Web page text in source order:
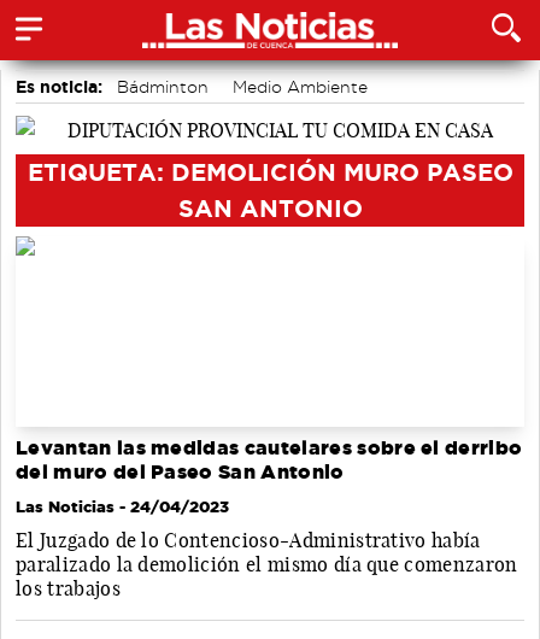
Es noticia: Bádminton
Medio Ambiente
Área de Deportes
ETIQUETA: DEMOLICIÓN MURO PASEO
SAN ANTONIO
Levantan las medidas cautelares sobre el derribo
del muro del Paseo San Antonio
Las Noticias - 24/04/2023
El Juzgado de lo Contencioso-Administrativo había
paralizado la demolición el mismo día que comenzaron
los trabajos